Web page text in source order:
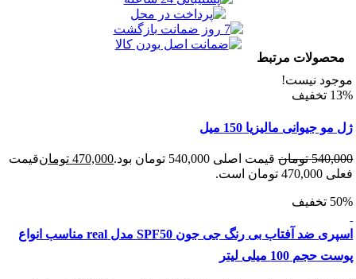
مرتبط
نیست!
مالیزیا 150 میل
تومان قیمت اصلی 540,000 تومان بود. 470,000 تومانقیمت
است.
اسپری ضد آفتاب بی رنگ جی جون SPF50 مدل real مناسب انواع
100 میلی لیتر